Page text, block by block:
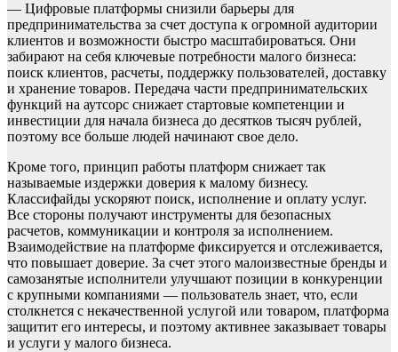
— Цифровые платформы снизили барьеры для
предпринимательства за счет доступа к огромной аудитории
клиентов и возможности быстро масштабироваться. Они
забирают на себя ключевые потребности малого бизнеса:
поиск клиентов, расчеты, поддержку пользователей, доставку
и хранение товаров. Передача части предпринимательских
функций на аутсорс снижает стартовые компетенции и
инвестиции для начала бизнеса до десятков тысяч рублей,
поэтому все больше людей начинают свое дело.
Кроме того, принцип работы платформ снижает так
называемые издержки доверия к малому бизнесу.
Классифайды ускоряют поиск, исполнение и оплату услуг.
Все стороны получают инструменты для безопасных
расчетов, коммуникации и контроля за исполнением.
Взаимодействие на платформе фиксируется и отслеживается,
что повышает доверие. За счет этого малоизвестные бренды и
самозанятые исполнители улучшают позиции в конкуренции
с крупными компаниями — пользователь знает, что, если
столкнется с некачественной услугой или товаром, платформа
защитит его интересы, и поэтому активнее заказывает товары
и услуги у малого бизнеса.